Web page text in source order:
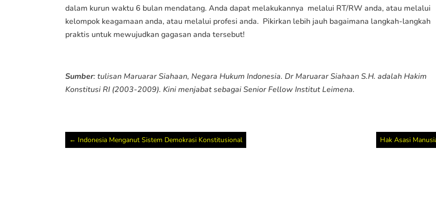
dalam kurun waktu 6 bulan mendatang. Anda dapat melakukannya melalui RT/RW anda, atau melalui
kelompok keagamaan anda, atau melalui profesi anda. Pikirkan lebih jauh bagaimana langkah-langkah
praktis untuk mewujudkan gagasan anda tersebut!
Sumber: tulisan Maruarar Siahaan, Negara Hukum Indonesia. Dr Maruarar Siahaan S.H. adalah Hakim
Konstitusi RI (2003-2009). Kini menjabat sebagai Senior Fellow Institut Leimena.
← Indonesia Menganut Sistem Demokrasi Konstitusional Hak Asasi